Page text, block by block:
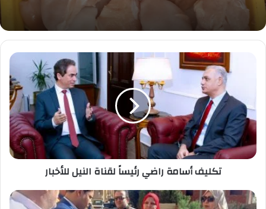
لقناة
النيل
للأخبار
تكليف أسامة راضي رئيساً لقناة النيل للأخبار
معاينة